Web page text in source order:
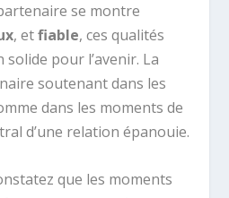
se montre
, etfiable, ces qualités
pour l’avenir. La
soutenant dans les
dans les moments de
d’une relation épanouie.
que les moments